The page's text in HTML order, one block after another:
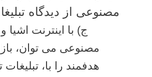
مصنوعی از دیدگاه
ج) با اینترنت
مصنوعی می توان،
هدفمند را با، تبلیغات